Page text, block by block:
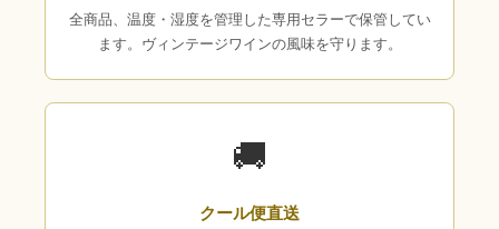
全商品、温度・湿度を管理した専用セラーで保管してい
ます。ヴィンテージワインの風味を守ります。
🚚
クール便直送